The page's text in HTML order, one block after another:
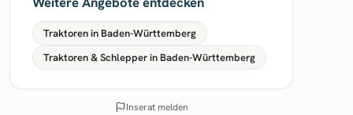
Traktoren in Baden-Württemberg
Traktoren & Schlepper in Baden-Württemberg
Inserat melden